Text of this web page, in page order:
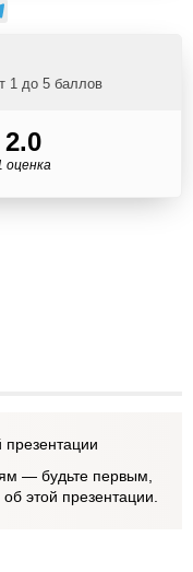
1 до 5 баллов
2.0
оценка
— будьте первым,
этой презентации.